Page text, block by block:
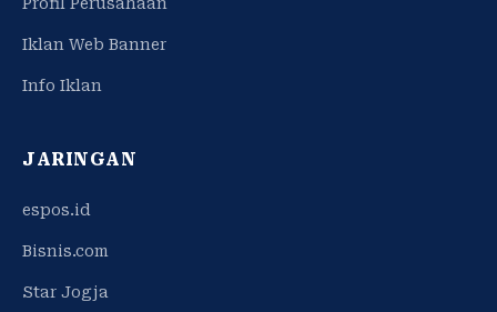
Iklan Web Banner
Info Iklan
JARINGAN
espos.id
Bisnis.com
Star Jogja